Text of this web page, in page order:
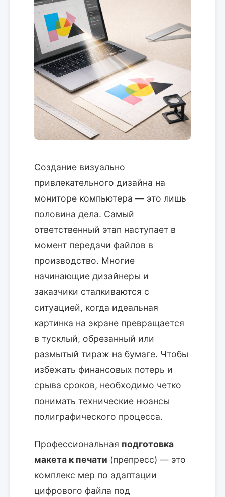
Создание визуально
привлекательного дизайна на
мониторе компьютера — это лишь
половина дела. Самый
ответственный этап наступает в
момент передачи файлов в
производство. Многие
начинающие дизайнеры и
заказчики сталкиваются с
ситуацией, когда идеальная
картинка на экране превращается
в тусклый, обрезанный или
размытый тираж на бумаге. Чтобы
избежать финансовых потерь и
срыва сроков, необходимо четко
понимать технические нюансы
полиграфического процесса.
Профессиональная подготовка
макета к печати (препресс) — это
комплекс мер по адаптации
цифрового файла под